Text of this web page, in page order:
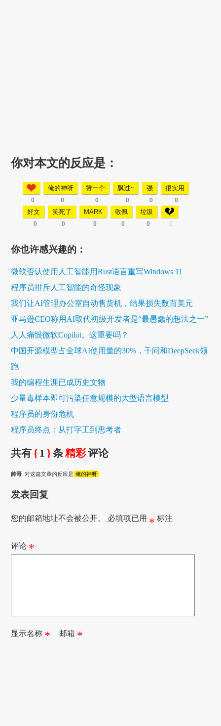
你对本文的反应是：
0
俺的神呀
0
赞一个
0
飘过~
0
强
0
很实用
0
好文
0
笑死了
0
MARK
0
敬佩
0
垃圾
0 0
你也许感兴趣的：
微软否认使用人工智能用Rust语言重写Windows 11
程序员排斥人工智能的奇怪现象
我们让AI管理办公室自动售货机，结果损失数百美元
亚马逊CEO称用AI取代初级开发者是“最愚蠢的想法之一”
人人痛恨微软Copilot。这重要吗？
中国开源模型占全球AI使用量的30%，千问和DeepSeek领
跑
我的编程生涯已成历史文物
少量毒样本即可污染任意规模的大型语言模型
程序员的身份危机
程序员终点：从打字工到思考者
共有{ 1 }条精彩评论
帥哥 对这篇文章的反应是 俺的神呀
发表回复
您的邮箱地址不会被公开。 必填项已用 * 标注
评论 *
显示名称 * 邮箱 *